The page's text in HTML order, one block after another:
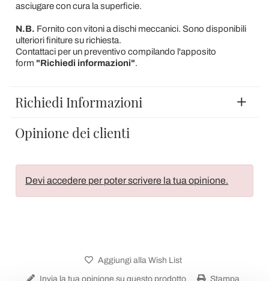
asciugare con cura la superficie.
N.B. Fornito con vitoni a dischi meccanici. Sono disponibili
ulteriori finiture su richiesta.
Contattaci per un preventivo compilando l'apposito
form "Richiedi informazioni".
Richiedi Informazioni
Opinione dei clienti
Devi accedere per poter scrivere la tua opinione.
Aggiungi alla Wish List
Invia la tua opinione su questo prodotto Stampa